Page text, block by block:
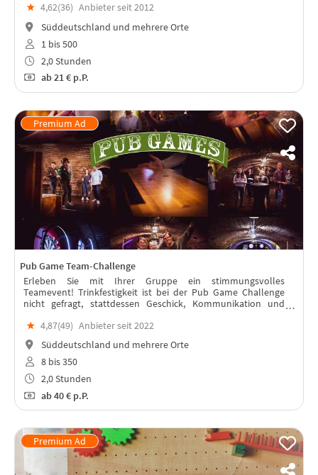
★ 4,62(36) Anbieter seit 2012
Süddeutschland und mehrere Orte
1 bis 500
2,0 Stunden
ab21 € p.P.
Pub Game Team-Challenge
Erleben Sie mit Ihrer Gruppe ein stimmungsvolles
Teamevent! Trinkfestigkeit ist bei der Pub Game Challenge
nicht gefragt, stattdessen Geschick, Kommunikation und
zur Auswahl!
★ 4,87(49) Anbieter seit 2022
Süddeutschland und mehrere Orte
8 bis 350
2,0 Stunden
ab40 € p.P.